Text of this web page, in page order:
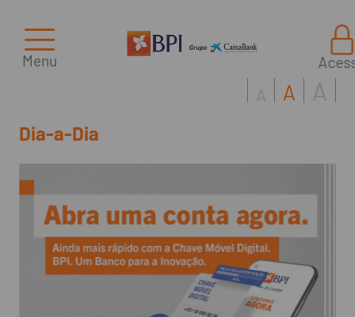
Menu
Dia-a-Dia
A A A